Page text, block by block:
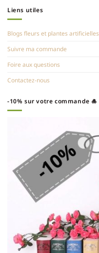
Liens utiles
Blogs fleurs et plantes artificielles
Suivre ma commande
Foire aux questions
Contactez-nous
-10% sur votre commande 🎍